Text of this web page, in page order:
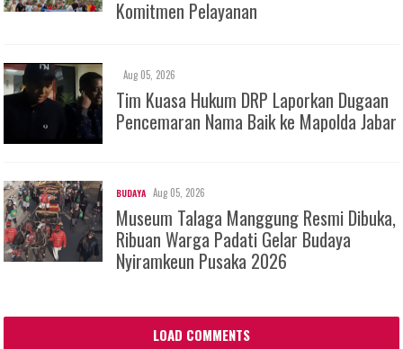
Komitmen Pelayanan
Aug 05, 2026
Tim Kuasa Hukum DRP Laporkan Dugaan
Pencemaran Nama Baik ke Mapolda Jabar
BUDAYA Aug 05, 2026
Museum Talaga Manggung Resmi Dibuka,
Ribuan Warga Padati Gelar Budaya
Nyiramkeun Pusaka 2026
LOAD COMMENTS